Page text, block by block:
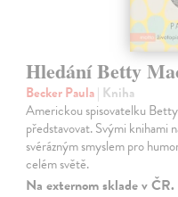
Hledání Betty
Becker Paula| Kniha
Americkou spisovatelku
představovat. Svými knihami
svérázným smyslem pro
celém světě.
Na externom sklade v